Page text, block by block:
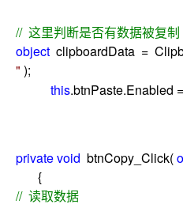
// 这里判断是否有数据被复制
object clipboardData =
" );
this.btnPaste.Enabled =
privatevoid btnCopy_Click(
{
// 读取数据